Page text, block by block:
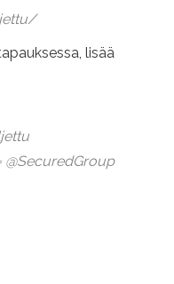
lisää
@SecuredGroup